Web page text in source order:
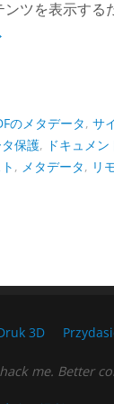
ツを表示する
のメタデータ, サ
保護, ドキュメ
, メタデータ, リ
3D
me. Better